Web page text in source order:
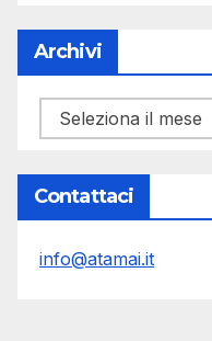
Archivi
Archivi
Contattaci
info@atamai.it